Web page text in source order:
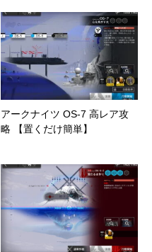
アークナイツ OS-7 高レア攻
略 【置くだけ簡単】